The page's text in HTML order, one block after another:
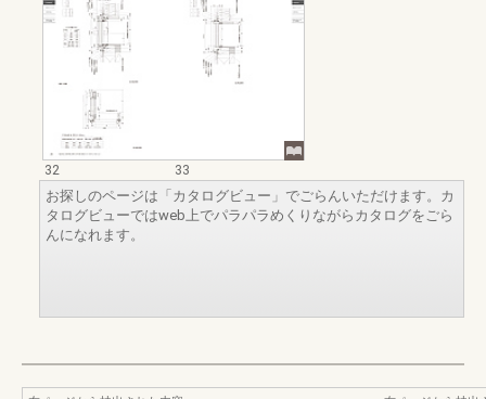
32
33
お探しのページは「カタログビュー」でごらんいただけます。カ
タログビューではweb上でパラパラめくりながらカタログをごら
んになれます。